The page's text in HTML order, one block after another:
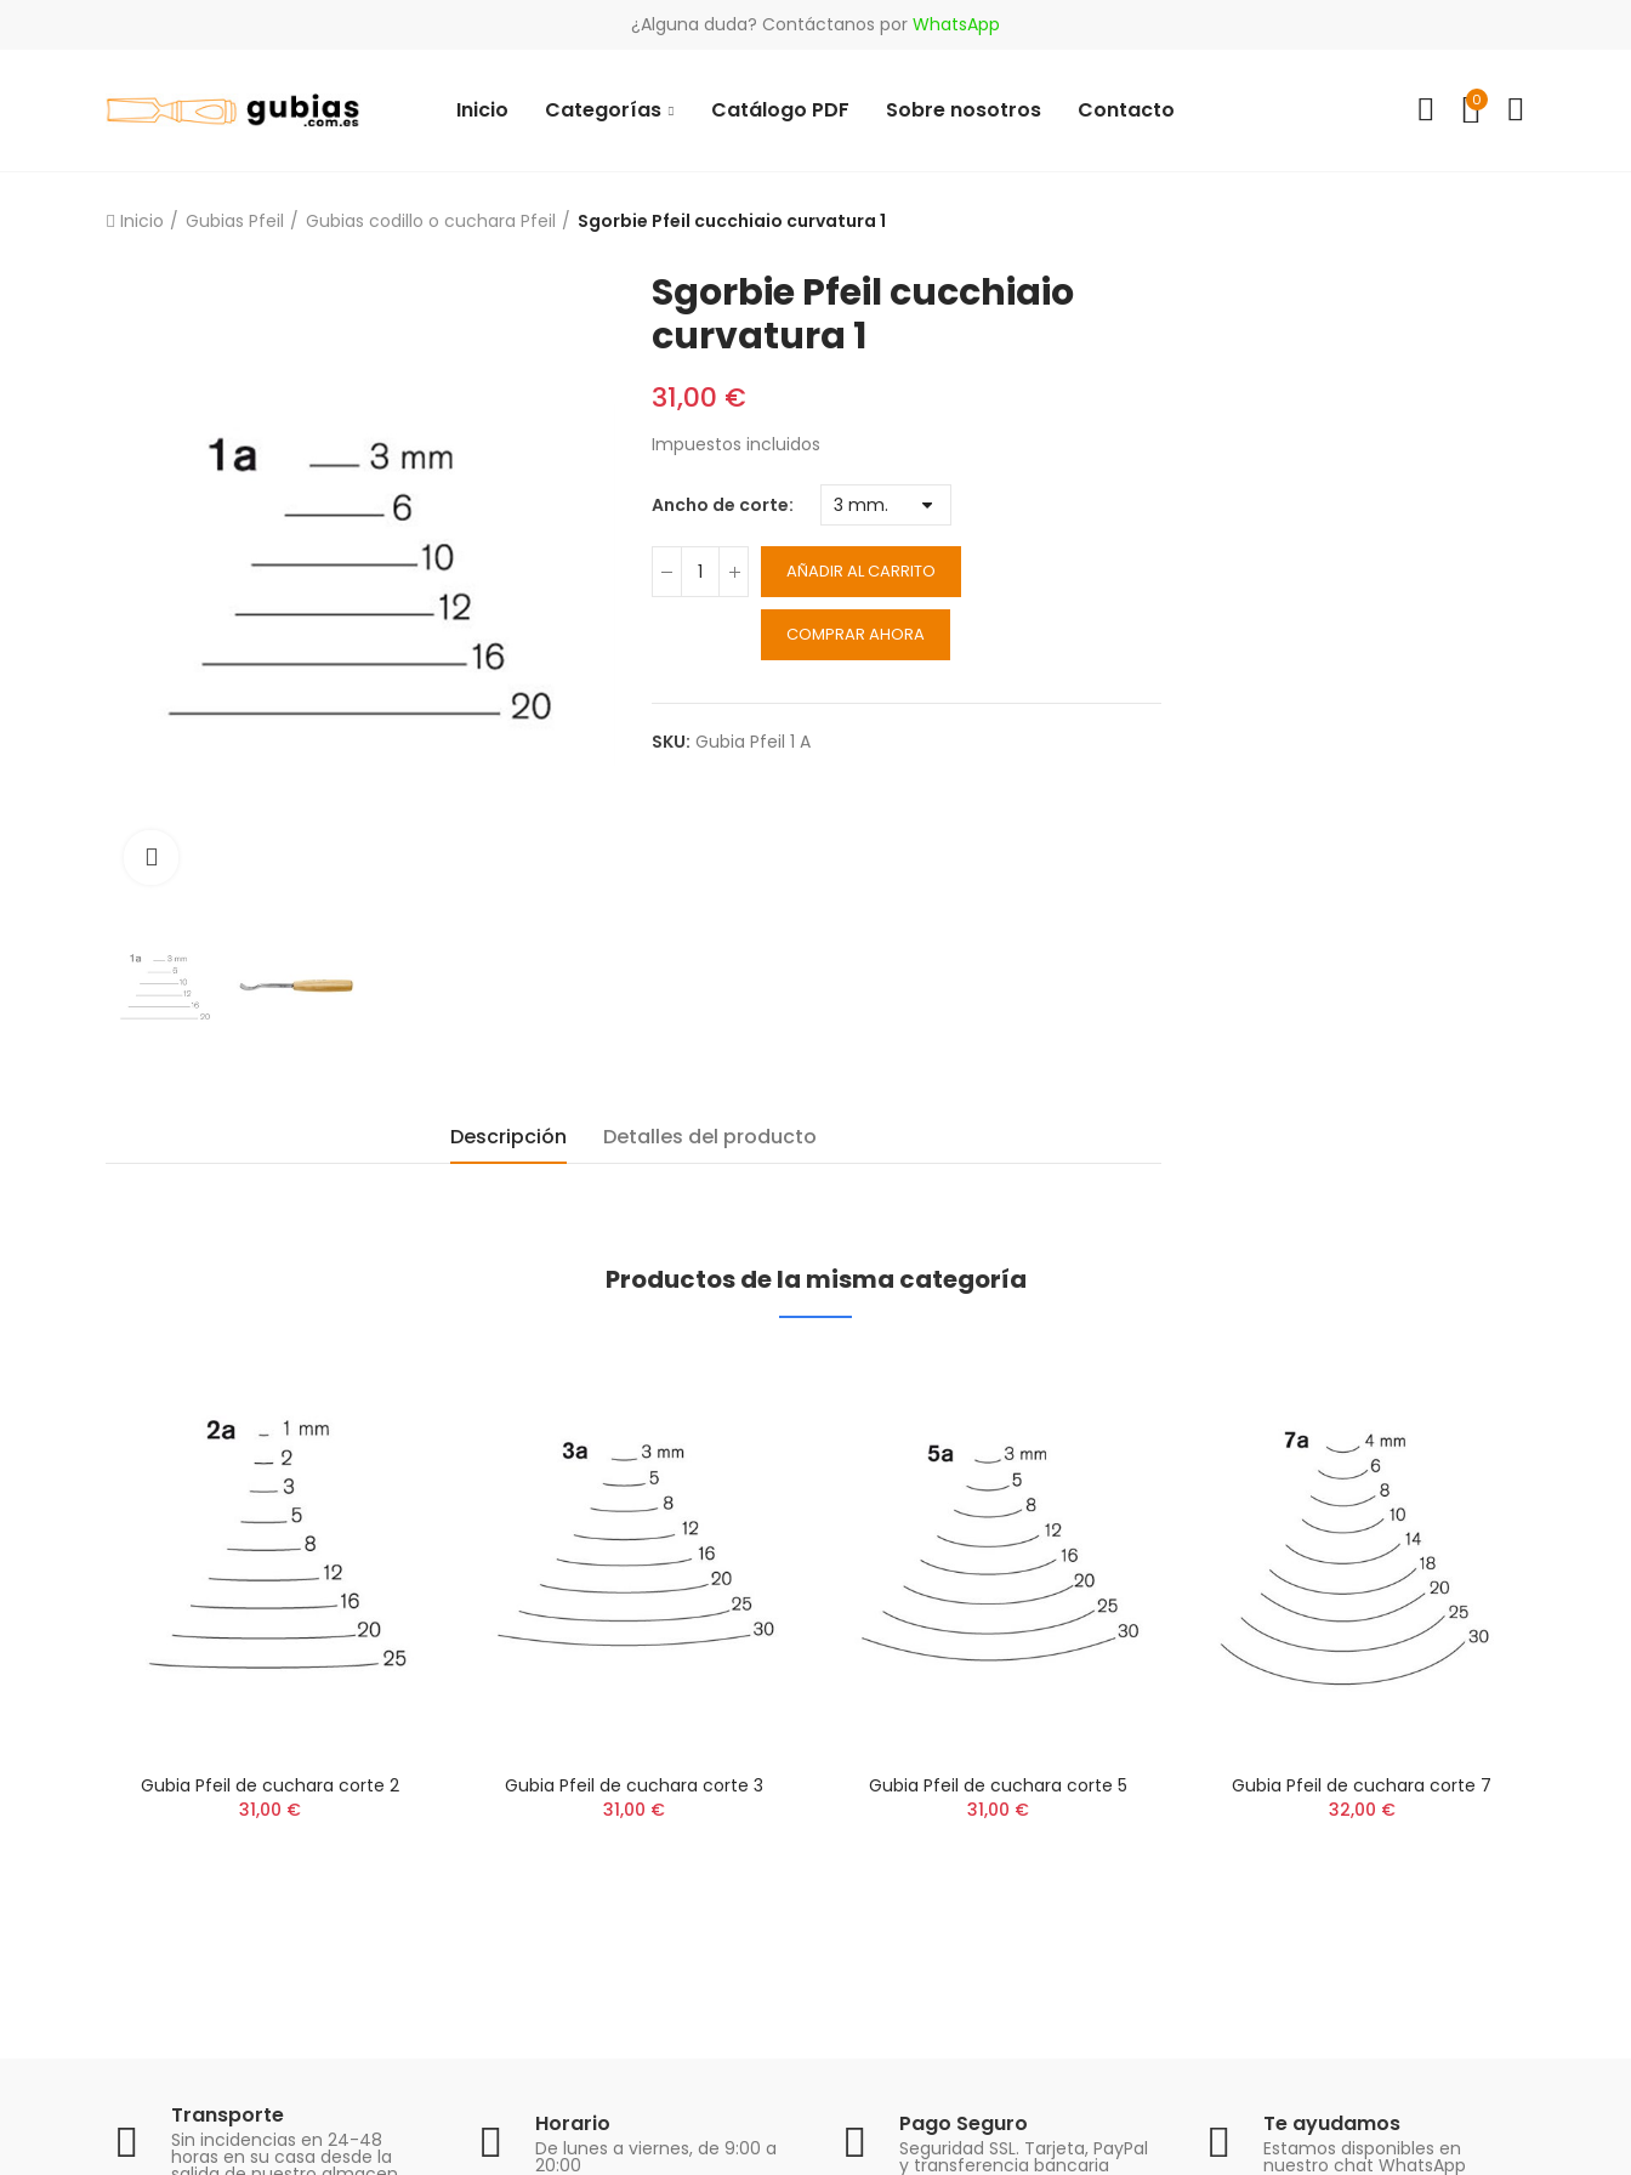
¿Alguna duda? Contáctanos por WhatsApp
Inicio Categorías Catálogo PDF Sobre nosotros Contacto 0
Inicio Gubias Pfeil Gubias codillo o cuchara Pfeil Sgorbie Pfeil cucchiaio curvatura 1
Sgorbie Pfeil cucchiaio
curvatura 1
31,00 €
Impuestos incluidos
Ancho de corte
AÑADIR AL CARRITO
COMPRAR AHORA
SKU: Gubia Pfeil 1 A
Descripción Detalles del producto
Productos de la misma categoría
Gubia Pfeil de cuchara corte 2
31,00 €
Gubia Pfeil de cuchara corte 3
31,00 €
Gubia Pfeil de cuchara corte 5
31,00 €
Gubia Pfeil de cuchara corte 7
32,00 €
Transporte
Sin incidencias en 24-48
horas en su casa desde la
Horario
De lunes a viernes, de 9:00 a
20:00
Pago Seguro
Seguridad SSL. Tarjeta, PayPal
y transferencia bancaria
Te ayudamos
Estamos disponibles en
nuestro chat WhatsApp